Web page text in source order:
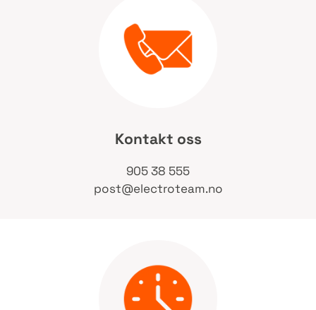
Kontakt oss
905 38 555
post@electroteam.no